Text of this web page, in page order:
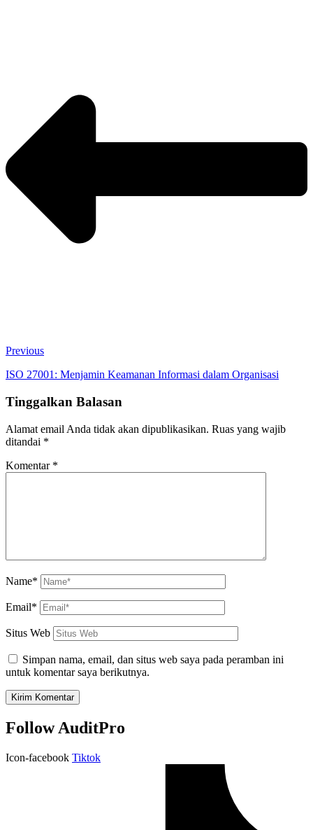
Previous
ISO 27001: Menjamin Keamanan Informasi dalam Organisasi
Tinggalkan Balasan
Alamat email Anda tidak akan dipublikasikan. Ruas yang wajib
ditandai *
Komentar *
Name*
Email*
Situs Web
Simpan nama, email, dan situs web saya pada peramban ini
untuk komentar saya berikutnya.
Follow AuditPro
Icon-facebook Tiktok